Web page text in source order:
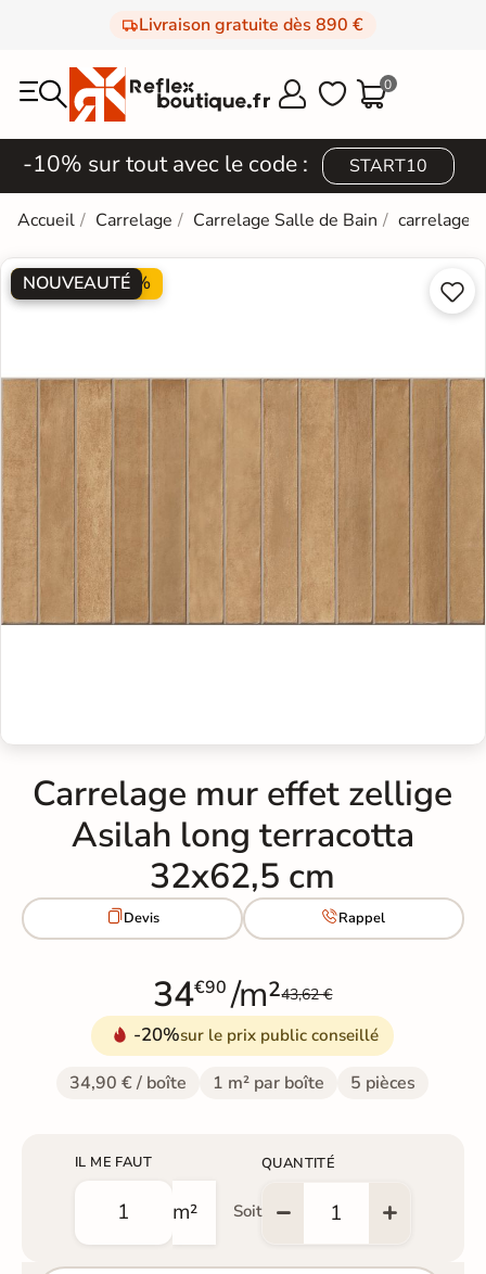
Livraison gratuite dès 890 €
  0
-10% sur tout avec le code : START10
Accueil Carrelage Carrelage Salle de Bain carrelage
PROMO -20%
NOUVEAUTÉ 

Carrelage mur effet zellige
Asilah long terracotta
32x62,5 cm
Devis Rappel
34€90 /m²43,62 €
-20%sur le prix public conseillé
34,90 € / boîte 1 m² par boîte 5 pièces
IL ME FAUT
m² Soit
QUANTITÉ